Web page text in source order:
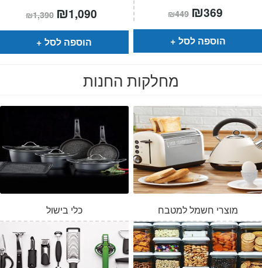
₪1,390 המחיר
המקורי
היה:
₪1,390.
₪1,090
הוא:
הוספה לסל
₪449 המחיר
המקורי
היה:
₪449.
₪369
הוא:
הוספה לסל
מחלקות החנות
כלי בישול מוצרי חשמל למטבח